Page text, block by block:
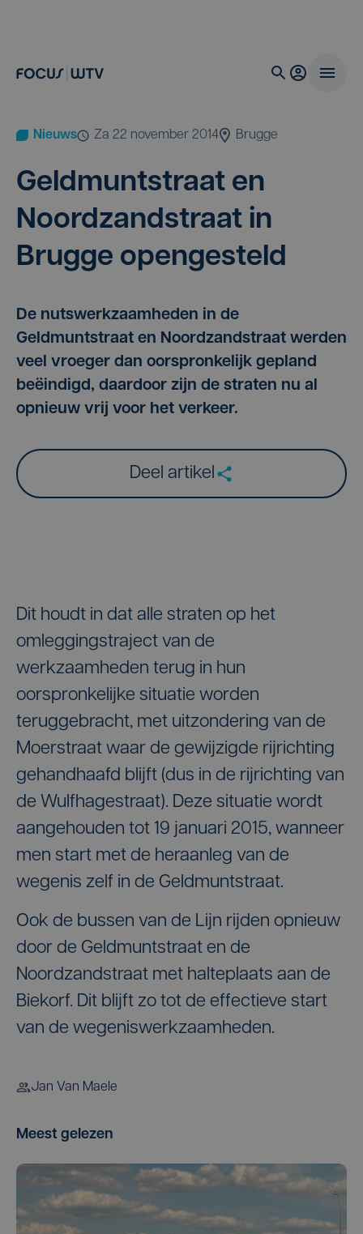
Nieuws za 22 november 2014 Brugge
Geld­munt­straat en
Noord­zand­straat in
Brug­ge opengesteld
De nutswerkzaamheden in de
Geldmuntstraat en Noordzandstraat werden
veel vroeger dan oorspronkelijk gepland
beëindigd, daardoor zijn de straten nu al
opnieuw vrij voor het verkeer.
Deel artikel
Dit houdt in dat alle straten op het
omleggingstraject van de
werkzaamheden terug in hun
oorspronkelijke situatie worden
teruggebracht, met uitzondering van de
Moerstraat waar de gewijzigde rijrichting
gehandhaafd blijft (dus in de rijrichting van
de Wulfhagestraat). Deze situatie wordt
aangehouden tot 19 januari 2015, wanneer
men start met de heraanleg van de
wegenis zelf in de Geldmuntstraat.
Ook de bussen van de Lijn rijden opnieuw
door de Geldmuntstraat en de
Noordzandstraat met halteplaats aan de
Biekorf. Dit blijft zo tot de effectieve start
van de wegeniswerkzaamheden.
Jan Van Maele
Meest gelezen